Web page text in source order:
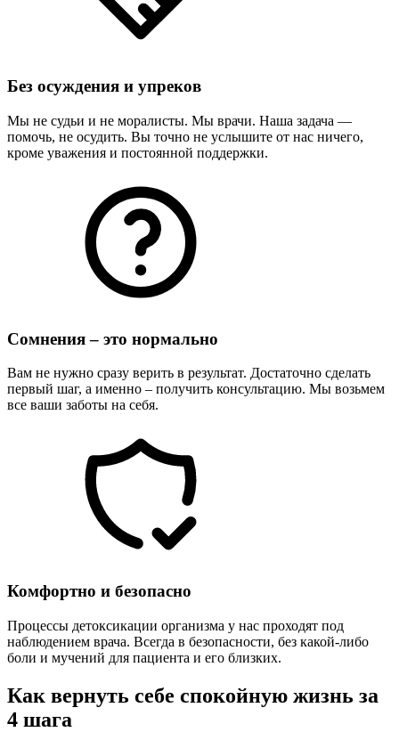
Без осуждения и упреков
Мы не судьи и не моралисты. Мы врачи. Наша задача —
помочь, не осудить. Вы точно не услышите от нас ничего,
кроме уважения и постоянной поддержки.
Сомнения – это нормально
Вам не нужно сразу верить в результат. Достаточно сделать
первый шаг, а именно – получить консультацию. Мы возьмем
все ваши заботы на себя.
Комфортно и безопасно
Процессы детоксикации организма у нас проходят под
наблюдением врача. Всегда в безопасности, без какой-либо
боли и мучений для пациента и его близких.
Как вернуть себе спокойную жизнь за
4 шага